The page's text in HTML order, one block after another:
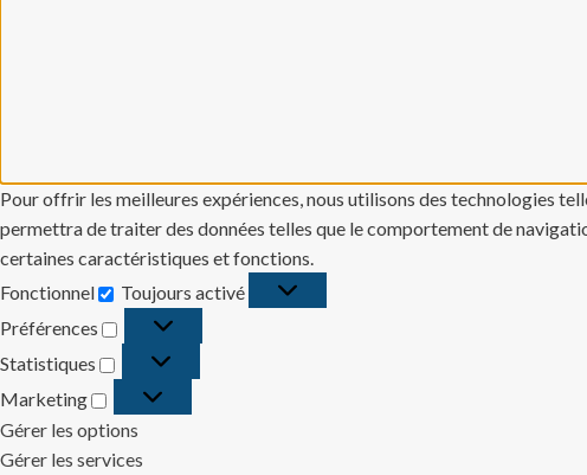
Pour offrir les meilleures expériences, nous utilisons des technologies
permettra de traiter des données telles que le comportement de
certaines caractéristiques et fonctions.
Fonctionnel
Fonctionnel
Toujours activé
Préférences
Préférences
Statistiques
Statistiques
Marketing
Marketing
Gérer les options
Gérer les services